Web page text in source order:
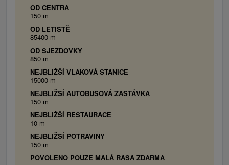
1x Trojlôžková spálňa: 3x jednolôžková posteľ
(možnosť spojiť), 1x prístelka, kúpeľňa s
toaletou
OD CENTRA
150 m
OD LETIŠTĚ
85400 m
OD SJEZDOVKY
850 m
NEJBLIŽŠÍ VLAKOVÁ STANICE
15000 m
NEJBLIŽŠÍ AUTOBUSOVÁ ZASTÁVKA
150 m
NEJBLIŽŠÍ RESTAURACE
10 m
NEJBLIŽŠÍ POTRAVINY
150 m
POVOLENO POUZE MALÁ RASA ZDARMA